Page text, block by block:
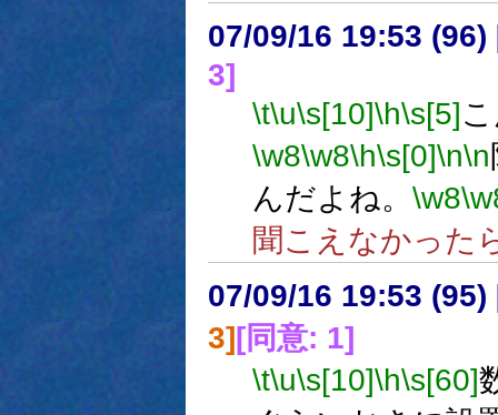
07/09/16 19:53 (96)
3]
\t\u\s[10]\h\s[5]
\w8\w8\h\s[0]\n\n
んだよね。 \w8
聞こえなかった
07/09/16 19:53 (95)
3] [同意: 1]
\t\u\s[10]\h\s[60]